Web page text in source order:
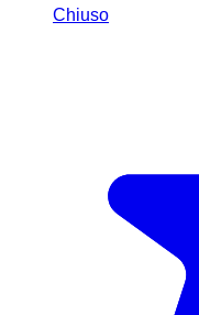
Chiuso